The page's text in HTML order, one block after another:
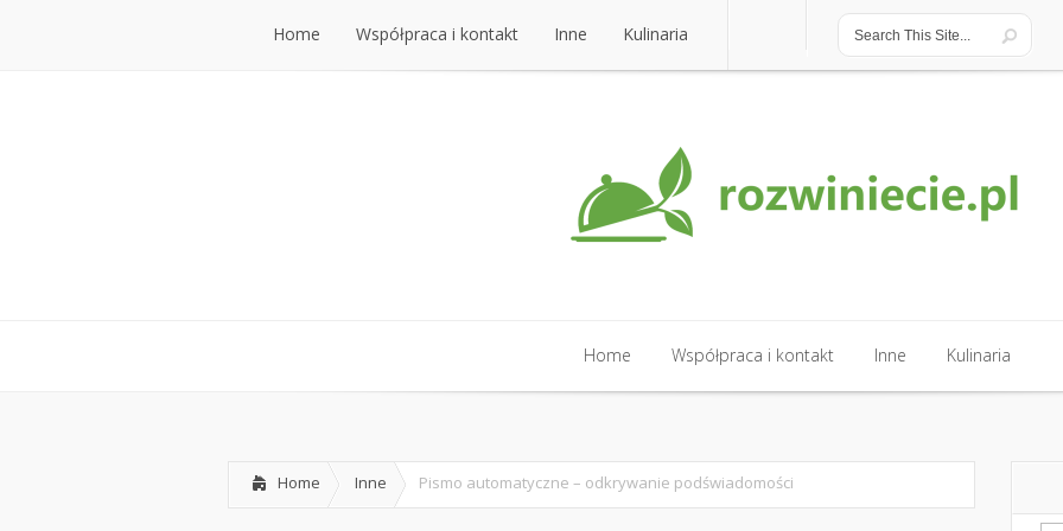
Home Współpraca i kontakt Inne Kulinaria
Home Współpraca i kontakt Inne Kulinaria
Home Inne Pismo automatyczne – odkrywanie podświadomości